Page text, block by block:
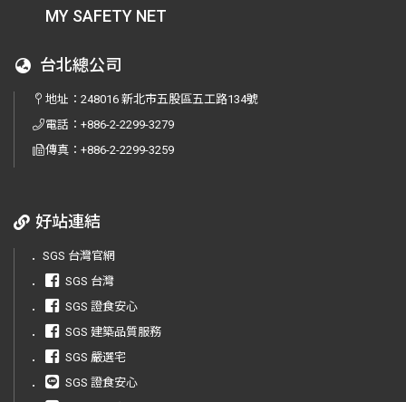
MY SAFETY NET
台北總公司
地址：248016 新北市五股區五工路134號
電話：+886-2-2299-3279
傳真：+886-2-2299-3259
好站連結
． SGS 台灣官網
．
SGS 台灣
．
SGS 證食安心
．
SGS 建築品質服務
．
SGS 嚴選宅
．
SGS 證食安心